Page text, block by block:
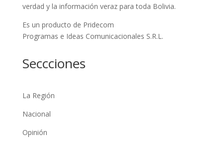
verdad y la información veraz para toda Bolivia.
Es un producto de Pridecom
Programas e Ideas Comunicacionales S.R.L.
Seccciones
La Región
Nacional
Opinión